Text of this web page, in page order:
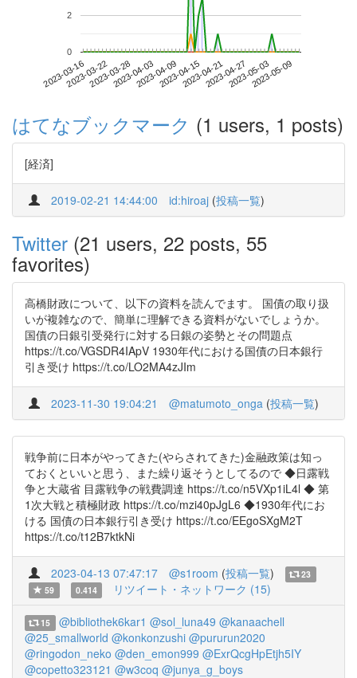
2023-03-162023-03-222023-03-282023-04-032023-04-092023-04-152023-04-212023-04-272023-05-032023-05-09
0
2
はてなブックマーク (1 users, 1 posts)
[経済]
2019-02-21 14:44:00 id:hiroaj (投稿一覧)
Twitter (21 users, 22 posts, 55
favorites)
高橋財政について、以下の資料を読んでます。 国債の取り扱
いが複雑なので、簡単に理解できる資料がないでしょうか。
国債の日銀引受発行に対する日銀の姿勢とその問題点
https://t.co/VGSDR4IApV 1930年代における国債の日本銀行
引き受け https://t.co/LO2MA4zJIm
2023-11-30 19:04:21 @matumoto_onga (投稿一覧)
戦争前に日本がやってきた(やらされてきた)金融政策は知っ
ておくといいと思う、また繰り返そうとしてるので ◆日露戦
争と大蔵省 目露戦争の戦費調達 https://t.co/n5VXp1iL4l ◆ 第
1次大戦と積極財政 https://t.co/mzi40pJgL6 ◆1930年代にお
ける 国債の日本銀行引き受け https://t.co/EEgoSXgM2T
https://t.co/t12B7ktkNi
2023-04-13 07:47:17 @s1room (投稿一覧)
23
59
0.414 リツイート・ネットワーク (15)
15 @bibliothek6kar1 @sol_luna49 @kanaachell
@25_smallworld @konkonzushi @pururun2020
@ringodon_neko @den_emon999 @ExrQcgHpEtjh5IY
@copetto323121 @w3coq @junya_g_boys